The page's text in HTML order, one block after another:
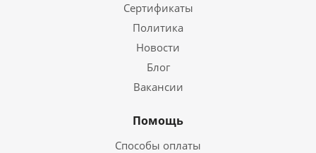
Сертификаты
Политика
Новости
Блог
Вакансии
Помощь
Способы оплаты